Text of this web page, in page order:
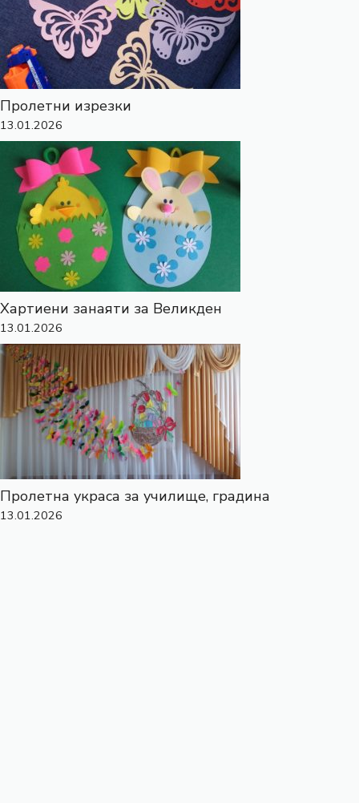
Пролетни изрезки
13.01.2026
Хартиени занаяти за Великден
13.01.2026
Пролетна украса за училище, градина
13.01.2026